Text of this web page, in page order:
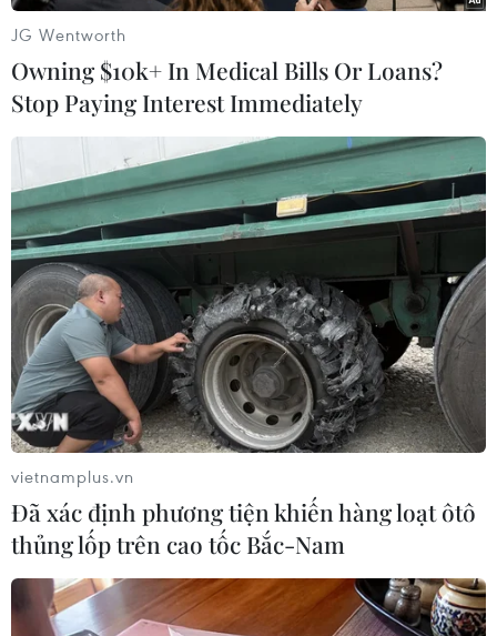
TIN CÙNG CHUYÊN MỤC
Trung Quốc hoàn thành bản đồ địa
chất mới của toàn bộ Mặt Trăng
Những định hướng lớn
trong thực hiện Nghị quyết 57-
NQ/TW
07/08/2026 08:18
Thông báo Kết luận của Tổng Bí thư,
Chủ tịch nước Tô Lâm tại Phiên họp
Ban Chỉ đạo Trung ương thực hiện
Nghị quyết 57
07/08/2026 04:08
Bỉ tìm ra hướng đi mới trong điều trị
ung thư gan di căn
JG Wentworth
Owning $10k+ In Medical Bills Or Loans?
Stop Paying Interest Immediately
vietnamplus.vn
Đã xác định phương tiện khiến hàng loạt ôtô
thủng lốp trên cao tốc Bắc-Nam